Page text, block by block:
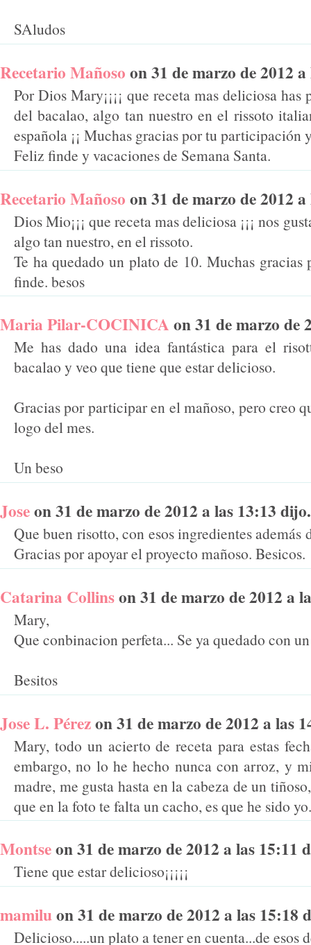
SAludos
Recetario Mañoso on 31 de marzo de 2012
Por Dios Mary¡¡¡¡ que receta mas deliciosa
del bacalao, algo tan nuestro en el rissoto
española ¡¡ Muchas gracias por tu participación
Feliz finde y vacaciones de Semana Santa.
Recetario Mañoso on 31 de marzo de 2012
Dios Mio¡¡¡ que receta mas deliciosa ¡¡¡ nos
algo tan nuestro, en el rissoto.
Te ha quedado un plato de 10. Muchas
finde. besos
Maria Pilar-COCINICA on 31 de marzo de
Me has dado una idea fantástica para el
bacalao y veo que tiene que estar delicioso.
Gracias por participar en el mañoso, pero creo
logo del mes.
Un beso
Joseon 31 de marzo de 2012 a las 13:13
Que buen risotto, con esos ingredientes además
Gracias por apoyar el proyecto mañoso. Besicos.
Catarina Collinson 31 de marzo de 2012 a
Mary,
Que conbinacion perfeta... Se ya quedado con
Besitos
Jose L. Pérezon 31 de marzo de 2012 a las
Mary, todo un acierto de receta para estas
embargo, no lo he hecho nunca con arroz, y
madre, me gusta hasta en la cabeza de un
que en la foto te falta un cacho, es que he sido
Montseon 31 de marzo de 2012 a las 15:11
Tiene que estar delicioso¡¡¡¡¡
mamiluon 31 de marzo de 2012 a las 15:18
Delicioso.....un plato a tener en cuenta...de esos